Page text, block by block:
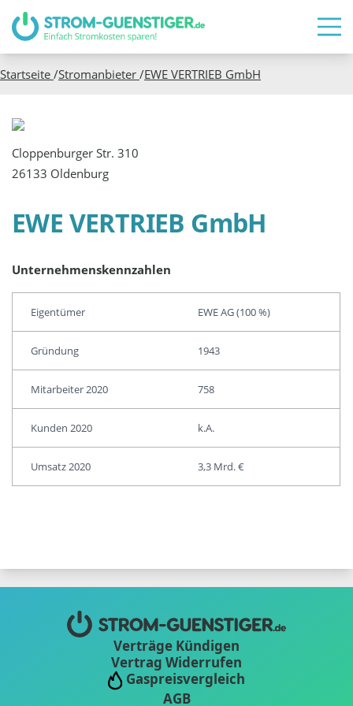
Startseite /Stromanbieter /EWE VERTRIEB GmbH
EWE VERTRIEB GmbH
Unternehmenskennzahlen
Eigentümer EWE AG (100 %)
Gründung 1943
Mitarbeiter 2020 758
Kunden 2020 k.A.
Umsatz 2020 3,3 Mrd. €
Cloppenburger Str. 310
26133 Oldenburg
Verträge Kündigen
Vertrag Widerrufen
Gaspreisvergleich
AGB